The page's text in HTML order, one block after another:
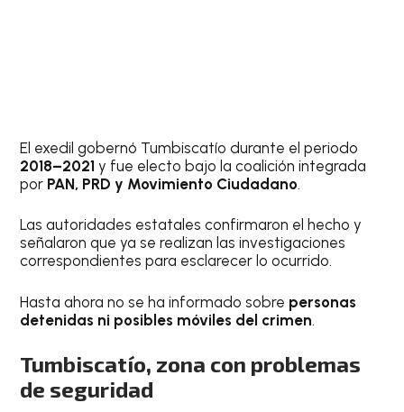
El exedil gobernó Tumbiscatío durante el periodo
2018–2021 y fue electo bajo la coalición integrada
por PAN, PRD y Movimiento Ciudadano.
Las autoridades estatales confirmaron el hecho y
señalaron que ya se realizan las investigaciones
correspondientes para esclarecer lo ocurrido.
Hasta ahora no se ha informado sobre personas
detenidas ni posibles móviles del crimen.
Tumbiscatío, zona con problemas
de seguridad